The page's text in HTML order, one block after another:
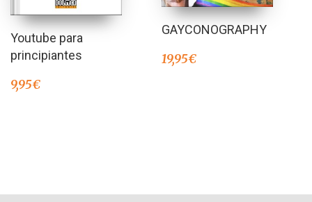
Youtube para
principiantes
9,95€
GAYCONOGRAPHY
19,95€